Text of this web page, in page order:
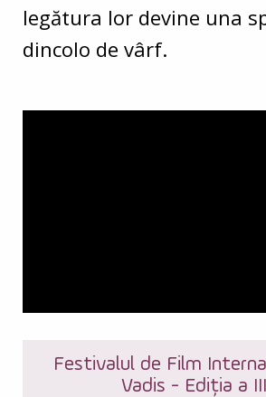
legătura lor devine una
dincolo de vârf.
Festivalul de Film
Vadis - Ediția a